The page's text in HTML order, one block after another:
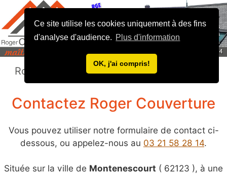
Ce site utilise les cookies uniquement à des fins
d'analyse d'audience. Plus d'information
OK, j'ai compris!
Roger Couverture
Contactez Roger Couverture
Vous pouvez utiliser notre formulaire de contact ci-
dessous, ou appelez-nous au 03 21 58 28 14.
Située sur la ville de Montenescourt ( 62123 ), à une